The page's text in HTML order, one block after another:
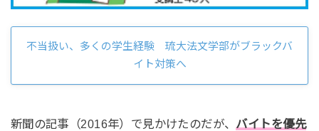
不当扱い、多くの学生経験 琉大法文学部がブラックバ
イト対策へ
新聞の記事（2016年）で見かけたのだが、 バイトを優先